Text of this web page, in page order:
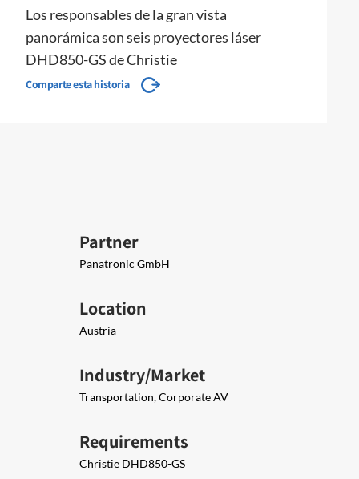
Los responsables de la gran vista
panorámica son seis proyectores láser
DHD850-GS de Christie
Comparte esta historia
Partner
Panatronic GmbH
Location
Austria
Industry/Market
Transportation, Corporate AV
Requirements
Christie DHD850-GS